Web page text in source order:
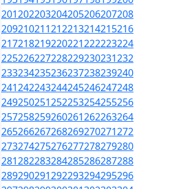
201202203204205206207208
209210211212213214215216
217218219220221222223224
225226227228229230231232
233234235236237238239240
241242243244245246247248
249250251252253254255256
257258259260261262263264
265266267268269270271272
273274275276277278279280
281282283284285286287288
289290291292293294295296